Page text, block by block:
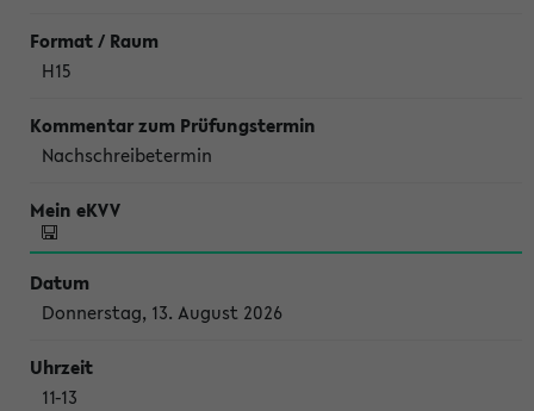
H15
Nachschreibetermin
Donnerstag, 13. August 2026
11-13